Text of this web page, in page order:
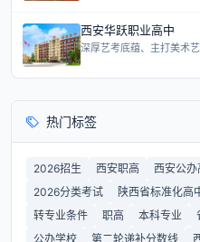
西安华跃职业高中
深厚艺考底蕴、主打美术
热门标签
2026招生 西安职高 西安公办
2026分类考试
陕西省标准化高
转专业条件
职高 本科专业
公办学校
第二轮递补分数线